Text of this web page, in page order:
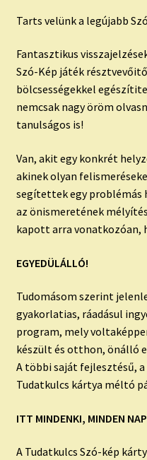
Tarts velünk a legújabb
Fantasztikus
Szó-Kép játék
bölcsességekkel
nemcsak nagy öröm
tanulságos is!
Van, akit egy konkrét
akinek olyan
segítettek egy problémás
az önismeretének
kapott arra vonatkozóan,
EGYEDÜLÁLLÓ!
Tudomásom szerint
gyakorlatias, ráadásul
program, mely
készült és otthon, önálló
A többi saját fejlesztésű,
Tudatkulcs kártya méltó
ITT MINDENKI, MINDEN
A Tudatkulcs Szó-kép